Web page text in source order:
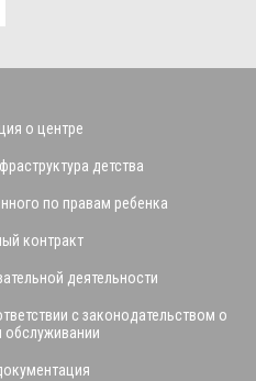
о центре
детства
по правам ребенка
контракт
деятельности
с законодательством о